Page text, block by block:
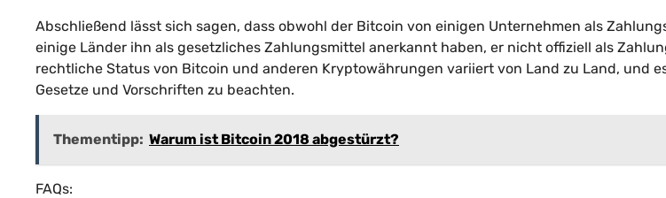
Abschließend lässt sich sagen, dass obwohl der Bitcoin von einigen Unternehmen als
einige Länder ihn als gesetzliches Zahlungsmittel anerkannt haben, er nicht offiziell als
rechtliche Status von Bitcoin und anderen Kryptowährungen variiert von Land zu Land, und
Gesetze und Vorschriften zu beachten.
Thementipp: Warum ist Bitcoin 2018 abgestürzt?
FAQs: